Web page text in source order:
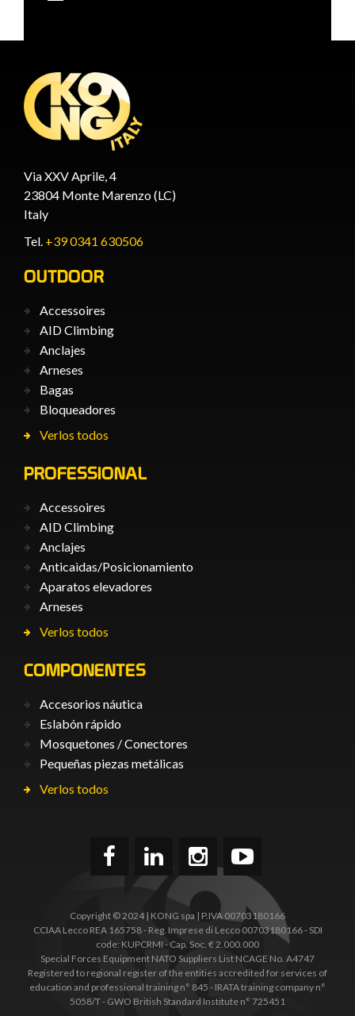
Via XXV Aprile, 4
23804 Monte Marenzo (LC)
Italy
Tel. +39 0341 630506
OUTDOOR
Accessoires
AID Climbing
Anclajes
Arneses
Bagas
Bloqueadores
Verlos todos
PROFESSIONAL
Accessoires
AID Climbing
Anclajes
Anticaìdas/Posicionamiento
Aparatos elevadores
Arneses
Verlos todos
COMPONENTES
Accesorios náutica
Eslabón rápido
Mosquetones / Conectores
Pequeñas piezas metálicas
Verlos todos
Copyright © 2024 | KONG spa | P.IVA 00703180166
CCIAA Lecco REA 165758 - Reg. Imprese di Lecco 00703180166 - SDI
code: KUPCRMI - Cap. Soc. € 2.000.000
Special Forces Equipment NATO Suppliers List NCAGE No. A4747
Registered to regional register of the entities accredited for services of
education and professional training n° 845 - IRATA training company n°
5058/T - GWO British Standard Institute n° 725451